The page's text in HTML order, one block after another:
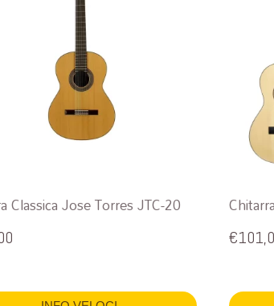
Classica Jose Torres JTC-20
€